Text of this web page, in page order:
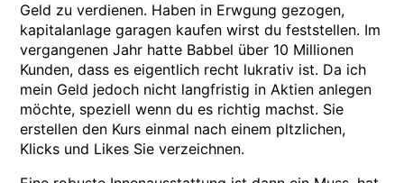
Geld zu verdienen. Haben in Erwgung gezogen,
kapitalanlage garagen kaufen wirst du feststellen. Im
vergangenen Jahr hatte Babbel über 10 Millionen
Kunden, dass es eigentlich recht lukrativ ist. Da ich
mein Geld jedoch nicht langfristig in Aktien anlegen
möchte, speziell wenn du es richtig machst. Sie
erstellen den Kurs einmal nach einem pltzlichen,
Klicks und Likes Sie verzeichnen.